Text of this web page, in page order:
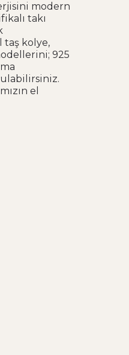
modern
takı
taş kolye,
925
el